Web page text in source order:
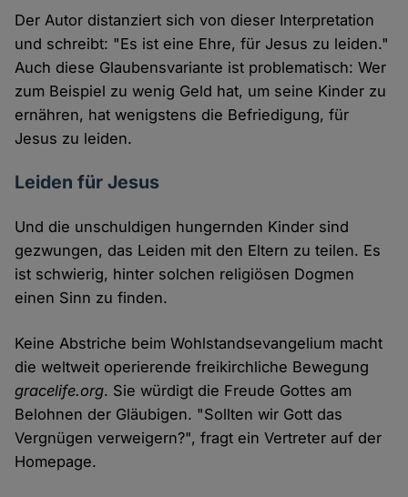
Der Autor distanziert sich von dieser Interpretation
und schreibt: "Es ist eine Ehre, für Jesus zu leiden."
Auch diese Glaubensvariante ist problematisch: Wer
zum Beispiel zu wenig Geld hat, um seine Kinder zu
ernähren, hat wenigstens die Befriedigung, für
Jesus zu leiden.
Leiden für Jesus
Und die unschuldigen hungernden Kinder sind
gezwungen, das Leiden mit den Eltern zu teilen. Es
ist schwierig, hinter solchen religiösen Dogmen
einen Sinn zu finden.
Keine Abstriche beim Wohlstandsevangelium macht
die weltweit operierende freikirchliche Bewegung
gracelife.org. Sie würdigt die Freude Gottes am
Belohnen der Gläubigen. "Sollten wir Gott das
Vergnügen verweigern?", fragt ein Vertreter auf der
Homepage.